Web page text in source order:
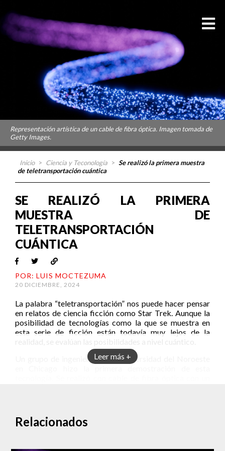
Representación artística de un cable de fibra óptica. Imagen tomada de
Getty Images.
Inicio > Ciencia y Teconología > Se realizó la primera muestra
de teletransportación cuántica
Leer más +
SE REALIZÓ LA PRIMERA
MUESTRA DE
TELETRANSPORTACIÓN
CUÁNTICA
POR: LUIS MOCTEZUMA
20 DICIEMBRE, 2024
La palabra “teletransportación” nos puede hacer pensar
en relatos de ciencia ficción como Star Trek. Aunque la
posibilidad de tecnologías como la que se muestra en
esta serie de ficción están todavía muy lejos de la
realidad, se evalúan las posibilidades a nivel cuántico.
Un grupo de ingenieros de la Universidad del Noroeste
quiere comunicarse cada vez más rápido
computación cuántica tienen como una de sus grandes
Relacionados